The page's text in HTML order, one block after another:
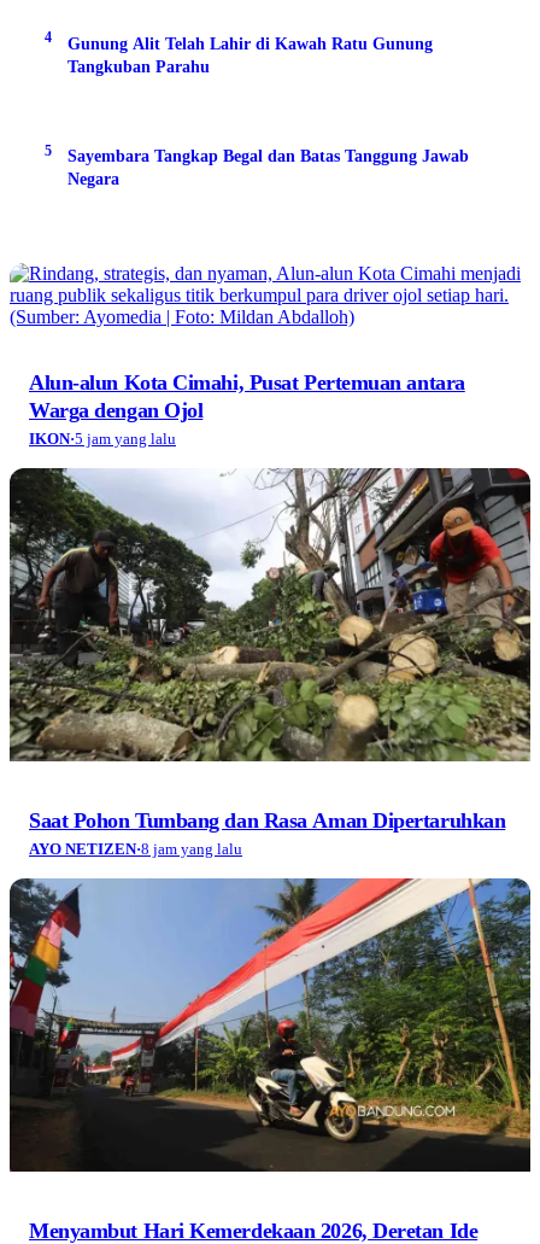
4
Gunung Alit Telah Lahir di Kawah Ratu Gunung
Tangkuban Parahu
5
Sayembara Tangkap Begal dan Batas Tanggung Jawab
Negara
Alun-alun Kota Cimahi, Pusat Pertemuan antara
Warga dengan Ojol
IKON·5 jam yang lalu
Saat Pohon Tumbang dan Rasa Aman Dipertaruhkan
AYO NETIZEN·8 jam yang lalu
Menyambut Hari Kemerdekaan 2026, Deretan Ide